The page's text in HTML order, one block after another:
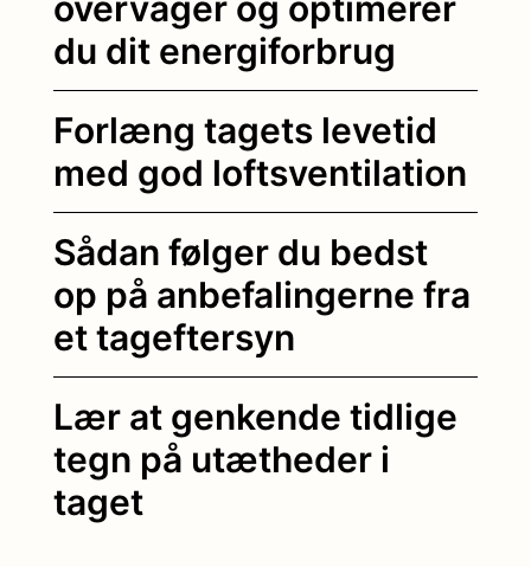
du dit energiforbrug
Forlæng tagets levetid
med god loftsventilation
Sådan følger du bedst
op på anbefalingerne fra
et tageftersyn
Lær at genkende tidlige
tegn på utætheder i
taget